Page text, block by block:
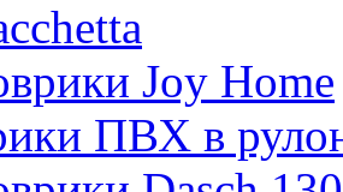
Joy Home
ПВХ в